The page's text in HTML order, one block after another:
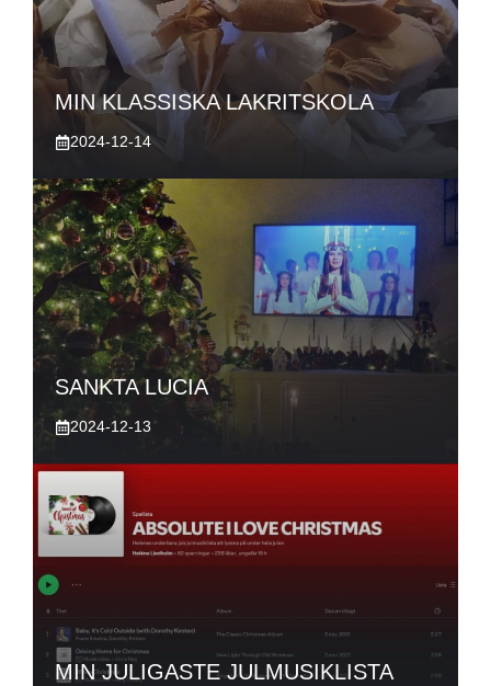
MIN KLASSISKA LAKRITSKOLA
2024-12-14
SANKTA LUCIA
2024-12-13
MIN JULIGASTE JULMUSIKLISTA